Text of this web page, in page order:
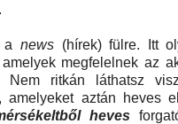
a news (hírek) fülre. Itt
megfelelnek az
Nem ritkán láthatsz
amelyeket aztán heves
heves